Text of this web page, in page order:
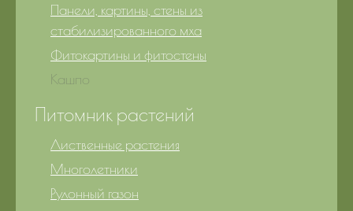
Панели, картины, стены из
стабилизированного мха
Фитокартины и фитостены
Кашпо
Питомник растений
Лиственные растения
Многолетники
Рулонный газон